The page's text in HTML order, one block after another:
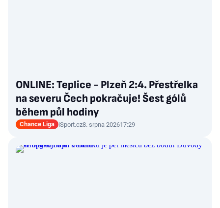
ONLINE: Teplice - Plzeň 2:4. Přestřelka
na severu Čech pokračuje! Šest gólů
během půl hodiny
Chance Liga iSport.cz8. srpna 202617:29